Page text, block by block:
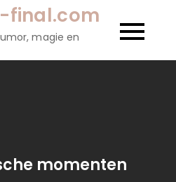
magie en
momenten